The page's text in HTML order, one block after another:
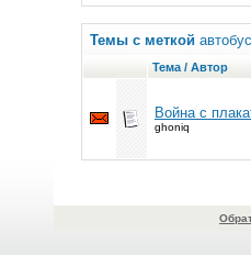
Темы с меткой
Тема / Автор
Война с
ghoniq